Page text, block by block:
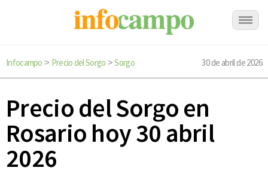
Infocampo > Precio del Sorgo >Sorgo 30 de abril de 2026
Precio del Sorgo en
Rosario hoy 30 abril
2026